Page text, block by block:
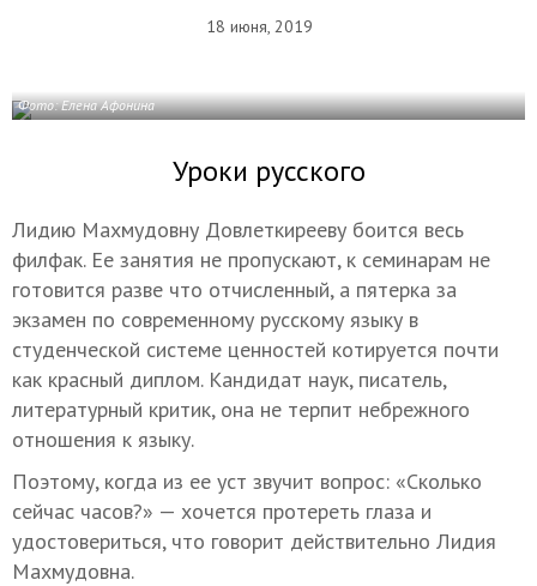
18 июня, 2019
Фото: Елена Афонина
Уроки русского
Лидию Махмудовну Довлеткирееву боится весь
филфак. Ее занятия не пропускают, к семинарам не
готовится разве что отчисленный, а пятерка за
экзамен по современному русскому языку в
студенческой системе ценностей котируется почти
как красный диплом. Кандидат наук, писатель,
литературный критик, она не терпит небрежного
отношения к языку.
Поэтому, когда из ее уст звучит вопрос: «Сколько
сейчас часов?» — хочется протереть глаза и
удостовериться, что говорит действительно Лидия
Махмудовна.